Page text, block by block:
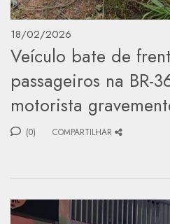
18/02/2026
Veículo bate de
passageiros na BR-
motorista
(0) COMPARTILHAR